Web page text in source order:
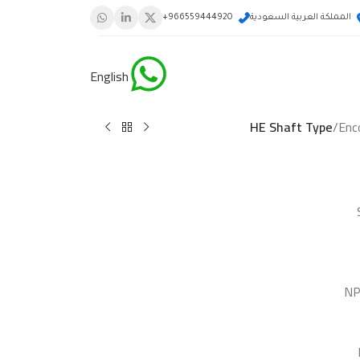
المملكة العربية السعودية 966559444920+
English
/
HE Shaft Type